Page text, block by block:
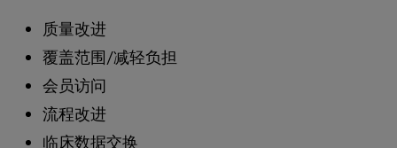
质量改进
覆盖范围/减轻负担
会员访问
流程改进
临床数据交换